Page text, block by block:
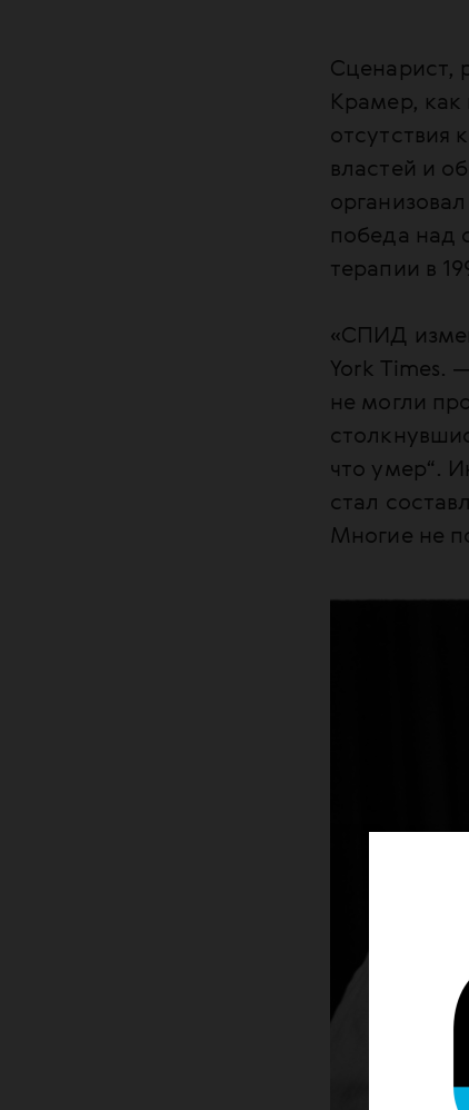
Сценарист,
Крамер,
отсутствия
властей и
победа над
терапии в
«СПИД
York Times.
не могли
что умер“.
стал
Многие не